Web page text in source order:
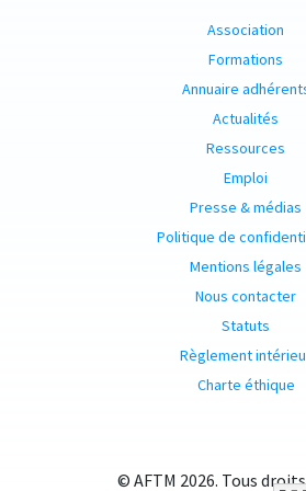
Association
Formations
Annuaire
Actualités
Ressources
Emploi
Presse & médias
Politique de
Mentions légales
Nous contacter
Statuts
Règlement
Charte éthique
© AFTM 2026. Tous